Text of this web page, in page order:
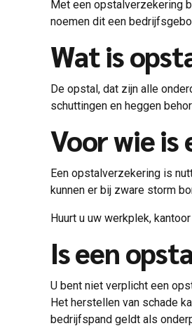
Met een opstalverzekering
noemen dit een
Wat is
De opstal, dat zijn alle
schuttingen en heggen
Voor wie
Een opstalverzekering is
kunnen er bij zware storm
Huurt u uw werkplek,
Is een
U bent niet verplicht een
Het herstellen van schade
bedrijfspand geldt als